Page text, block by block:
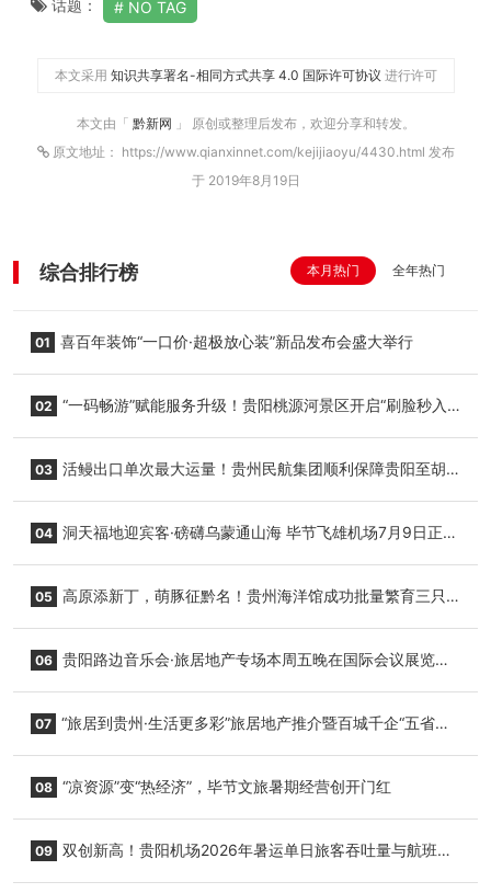
话题： NO TAG
本文采用 知识共享署名-相同方式共享 4.0 国际许可协议 进行许可
本文由「 黔新网 」 原创或整理后发布，欢迎分享和转发。
原文地址： https://www.qianxinnet.com/kejijiaoyu/4430.html 发布
于 2019年8月19日
综合排行榜 本月热门 全年热门
01 喜百年装饰“一口价·超极放心装”新品发布会盛大举行
02 “一码畅游”赋能服务升级！贵阳桃源河景区开启“刷脸秒入
03 活鳗出口单次最大运量！贵州民航集团顺利保障贵阳至胡
04 洞天福地迎宾客·磅礴乌蒙通山海 毕节飞雄机场7月9日正式
05 高原添新丁，萌豚征黔名！贵州海洋馆成功批量繁育三只
06 贵阳路边音乐会·旅居地产专场本周五晚在国际会议展览中
07 “旅居到贵州·生活更多彩”旅居地产推介暨百城千企“五省
08 “凉资源”变“热经济”，毕节文旅暑期经营创开门红
09 双创新高！贵阳机场2026年暑运单日旅客吞吐量与航班起